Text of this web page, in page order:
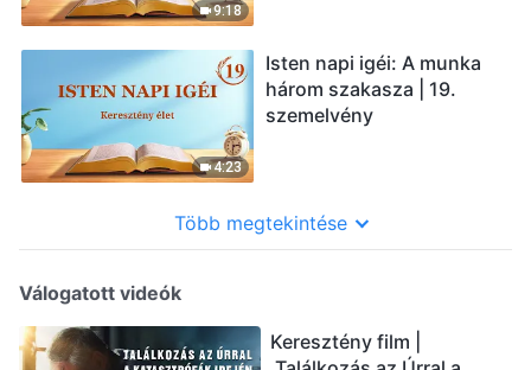
9:18
4:23
Isten napi igéi: A munka
három szakasza | 19.
szemelvény
Több megtekintése
Válogatott videók
Keresztény film |